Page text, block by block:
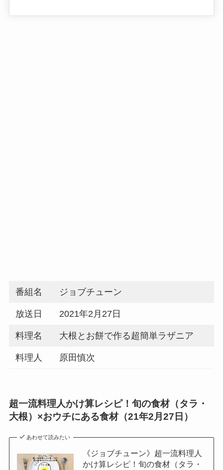
番組名 ジョブチューン
放送日 2021年2月27日
料理名 大根とお餅で作る超簡単ラザニア
料理人 原田慎次
超一流料理人かけ算レシピ！旬の食材（タラ・
大根）×おウチにある食材（21年2月27日）
あわせて読みたい
《ジョブチューン》超一流料理人
かけ算レシピ！旬の食材（タラ・